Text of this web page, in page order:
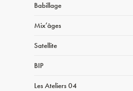
Babillage
Mix’âges
Satellite
BIP
Les Ateliers 04